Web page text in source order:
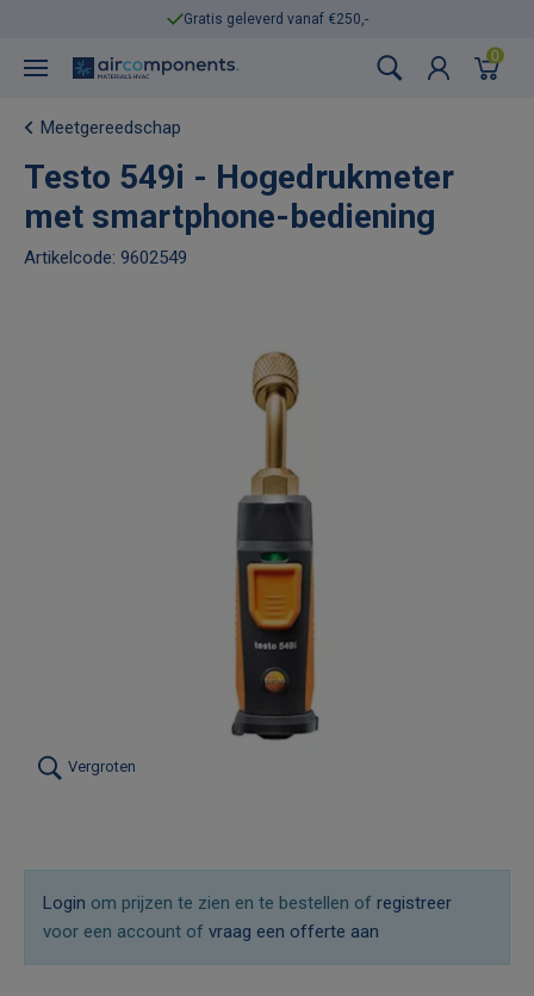
Gratis geleverd vanaf €250,-
0
Meetgereedschap
Testo 549i - Hogedrukmeter
met smartphone-bediening
Artikelcode: 9602549
Vergroten
Login om prijzen te zien en te bestellen of registreer
voor een account of vraag een offerte aan